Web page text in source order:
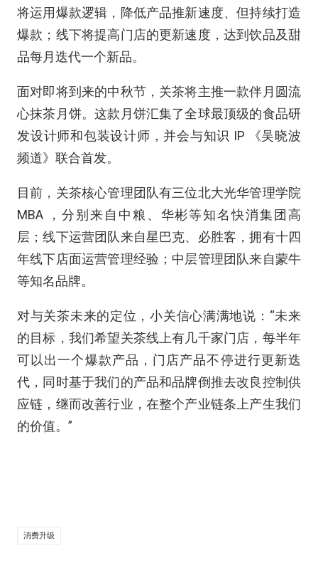
将运用爆款逻辑，降低产品推新速度、但持续打造
爆款；线下将提高门店的更新速度，达到饮品及甜
品每月迭代一个新品。
面对即将到来的中秋节，关茶将主推一款伴月圆流
心抹茶月饼。这款月饼汇集了全球最顶级的食品研
发设计师和包装设计师，并会与知识 IP
《吴晓波
频道》联合首发。
目前，关茶核心管理团队有三位北大光华管理学院
MBA
，分别来自中粮、华彬等知名快消集团高
层；线下运营团队来自星巴克、必胜客，拥有十四
年线下店面运营管理经验；中层管理团队来自蒙牛
等知名品牌。
对与关茶未来的定位，小关信心满满地说：“未来
的目标，我们希望关茶线上有几千家门店，每半年
可以出一个爆款产品，门店产品不停进行更新迭
代，同时基于我们的产品和品牌倒推去改良控制供
应链，继而改善行业，在整个产业链条上产生我们
的价值。”
消费升级